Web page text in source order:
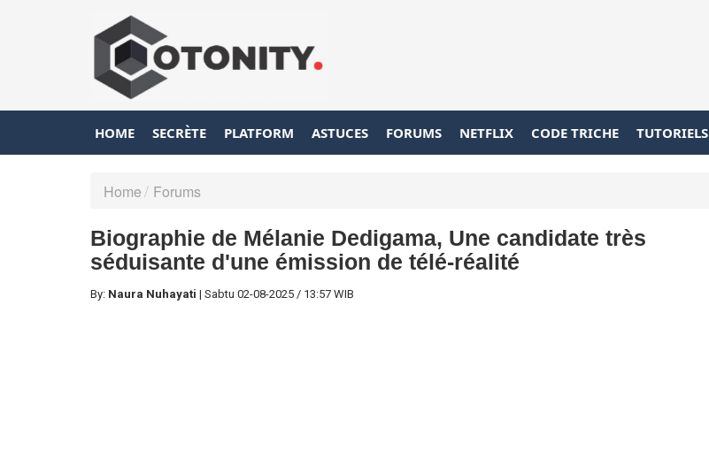
HOME SECRÈTE PLATFORM ASTUCES FORUMS NETFLIX CODE TRICHE TUTORIELS
Home Forums
Biographie de Mélanie Dedigama, Une candidate très
séduisante d'une émission de télé-réalité
By: Naura Nuhayati | Sabtu 02-08-2025 / 13:57 WIB